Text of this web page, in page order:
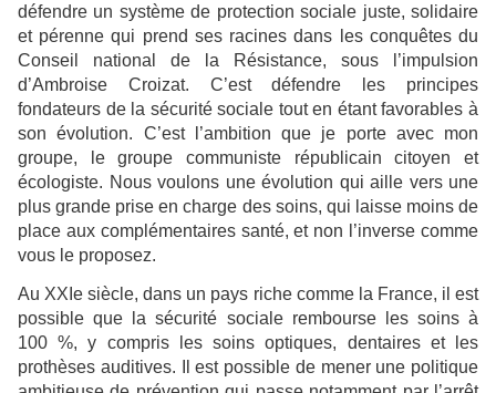
défendre un système de protection sociale juste, solidaire
et pérenne qui prend ses racines dans les conquêtes du
Conseil national de la Résistance, sous l’impulsion
d’Ambroise Croizat. C’est défendre les principes
fondateurs de la sécurité sociale tout en étant favorables à
son évolution. C’est l’ambition que je porte avec mon
groupe, le groupe communiste républicain citoyen et
écologiste. Nous voulons une évolution qui aille vers une
plus grande prise en charge des soins, qui laisse moins de
place aux complémentaires santé, et non l’inverse comme
vous le proposez.
Au XXIe siècle, dans un pays riche comme la France, il est
possible que la sécurité sociale rembourse les soins à
100 %, y compris les soins optiques, dentaires et les
prothèses auditives. Il est possible de mener une politique